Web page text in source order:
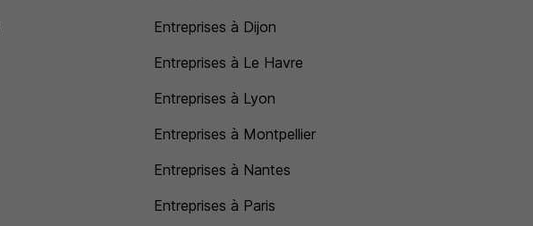
Entreprises à Dijon
Entreprises à Le Havre
Entreprises à Lyon
Entreprises à Montpellier
Entreprises à Nantes
Entreprises à Paris